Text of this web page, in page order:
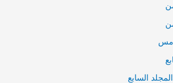
السابع